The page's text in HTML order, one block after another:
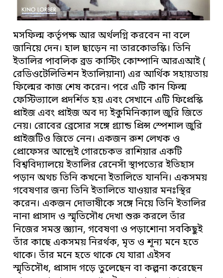
মসফিল্ম কর্তৃপক্ষ আর অর্থলগ্নি করবেন না বলে
জানিয়ে দেন। হাল ছাড়েন না তারকোভস্কি। তিনি
ইতালির পাবলিক ব্রড কাস্টিং কোম্পানি আরএআই (
রেডিওটেলিভিশন ইতালিয়ানা) এর আর্থিক সহায়তায়
ফিল্মের কাজ শেষ করেন। পরে এটি কান ফিল্ম
ফেস্টিভ্যালে প্রদর্শিত হয় এবং সেখানে এটি ফিপ্রেস্কি
প্রাইজ এবং প্রাইজ অব দ্য ইকুমিনিক্যাল জুরি জিতে
নেয়। রোবের ব্রেসোর সঙ্গে গ্র্যান্ড প্রিন্স স্পেশাল জুরি
প্রাইজটিও জিতে নেন। একজন রুশ লেখক ও
প্রোফেসর আন্দ্রেই গোরচেকভ রাশিয়ার একটি
বিশ্ববিদ্যালয়ে ইতালির রেনেসাঁ স্থাপত্যের ইতিহাস
পড়ান অথচ তিনি কখনো ইতালিতে যাননি। একসময়
গবেষণার জন্য তিনি ইতালিতে যাওয়ার মনঃস্থির
করেন। একজন দোভাষীকে সঙ্গে নিয়ে তিনি ইতালির
নানা প্রাসাদ ও স্মৃতিসৌধ দেখা শুরু করলে তাঁর
নিজের সমস্ত জ্ঞ্যান, গবেষণা ও পড়াশোনা সবকিছুই
তাঁর কাছে একসময় নিরর্থক, মৃত ও শূন্য মনে হতে
থাকে। তাঁর মনে হতে থাকে যে যারা এইসব
স্মৃতিসৌধ, প্রাসাদ গড়ে তুলেছেন বা কল্পনা করেছেন